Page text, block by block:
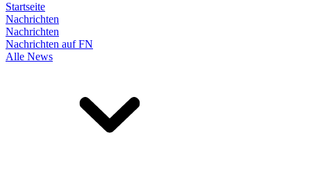
Startseite
Nachrichten
Nachrichten
Nachrichten auf FN
Alle News